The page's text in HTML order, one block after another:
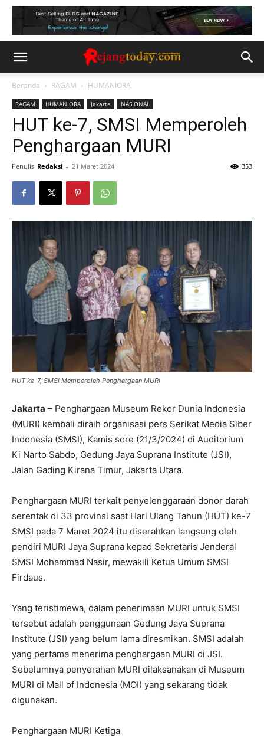
Beranda RAGAM HUMANIORA
RAGAM HUMANIORA Jakarta NASIONAL
HUT ke-7, SMSI Memperoleh
Penghargaan MURI
Penulis Redaksi - 21 Maret 2024 353
HUT ke-7, SMSI Memperoleh Penghargaan MURI
Jakarta – Penghargaan Museum Rekor Dunia Indonesia
(MURI) kembali diraih organisasi pers Serikat Media Siber
Indonesia (SMSI), Kamis sore (21/3/2024) di Auditorium
Ki Narto Sabdo, Gedung Jaya Suprana Institute (JSI),
Jalan Gading Kirana Timur, Jakarta Utara.
Penghargaan MURI terkait penyelenggaraan donor darah
serentak di 33 provinsi saat Hari Ulang Tahun (HUT) ke-7
SMSI pada 7 Maret 2024 itu diserahkan langsung oleh
pendiri MURI Jaya Suprana kepad Sekretaris Jenderal
SMSI Mohammad Nasir, mewakili Ketua Umum SMSI
Firdaus.
Yang teristimewa, dalam penerimaan MURI untuk SMSI
tersebut adalah penggunaan Gedung Jaya Suprana
Institute (JSI) yang belum lama diresmikan. SMSI adalah
yang pertama menerima penghargaan MURI di JSI.
Sebelumnya penyerahan MURI dilaksanakan di Museum
MURI di Mall of Indonesia (MOI) yang sekarang tidak
digunakan.
Penghargaan MURI Ketiga